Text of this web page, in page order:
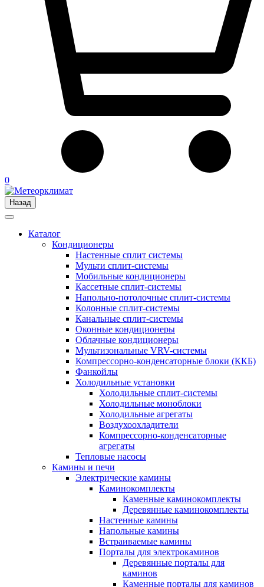
0
Назад
Каталог
Кондиционеры
Настенные сплит системы
Мульти сплит-системы
Мобильные кондиционеры
Кассетные сплит-системы
Напольно-потолочные сплит-системы
Колонные сплит-системы
Канальные сплит-системы
Оконные кондиционеры
Облачные кондиционеры
Мультизональные VRV-системы
Компрессорно-конденсаторные блоки (ККБ)
Фанкойлы
Холодильные установки
Холодильные сплит-системы
Холодильные моноблоки
Холодильные агрегаты
Воздухоохладители
Компрессорно-конденсаторные
агрегаты
Тепловые насосы
Камины и печи
Электрические камины
Каминокомплекты
Каменные каминокомплекты
Деревянные каминокомплекты
Настенные камины
Напольные камины
Встраиваемые камины
Порталы для электрокаминов
Деревянные порталы для
каминов
Каменные порталы для каминов